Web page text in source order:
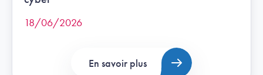
18/06/2026
En savoir plus